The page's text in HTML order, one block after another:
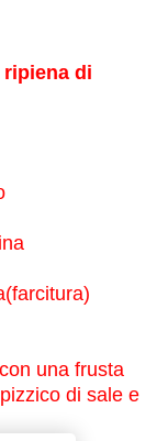
di
una frusta
di sale e